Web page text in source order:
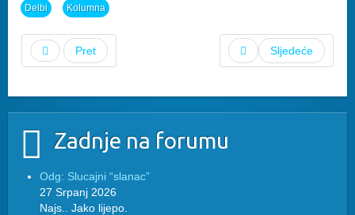
Delbi Kolumna
Pret Sljedeće
Zadnje na forumu
Odg: Slucajni “slanac”
27 Srpanj 2026
Najs.. Jako lijepo.